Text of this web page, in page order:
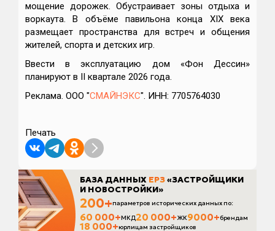
мощение дорожек. Обустраивает зоны отдыха и
воркаута. В объёме павильона конца XIX века
размещает пространства для встреч и общения
жителей, спорта и детских игр.
Ввести в эксплуатацию дом «Фон Дессин»
планируют в II квартале 2026 года.
Реклама. ООО "СМАЙНЭКС". ИНН: 7705764030
Печать